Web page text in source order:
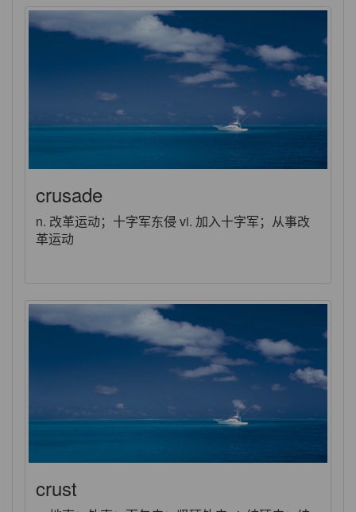
crusade
n. 改革运动；十字军东侵 vi. 加入十字军；从事改
革运动
crust